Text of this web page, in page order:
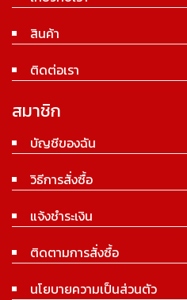
สินค้า
ติดต่อเรา
สมาชิก
บัญชีของฉัน
วิธีการสั่งซื้อ
แจ้งชำระเงิน
ติดตามการสั่งซื้อ
นโยบายความเป็นส่วนตัว